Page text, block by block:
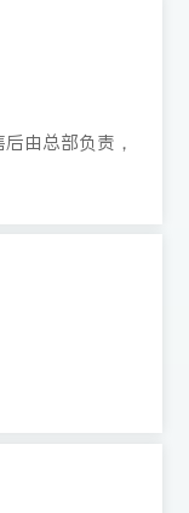
由总部负责，